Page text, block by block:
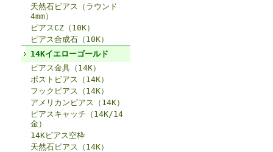
天然石ピアス（ラウンド
4mm）
ピアスCZ（10K）
ピアス合成石（10K）
14Kイエローゴールド
ピアス金具（14K）
ポストピアス（14K）
フックピアス（14K）
アメリカンピアス（14K）
ピアスキャッチ（14K/14
金）
14Kピアス空枠
天然石ピアス（14K）